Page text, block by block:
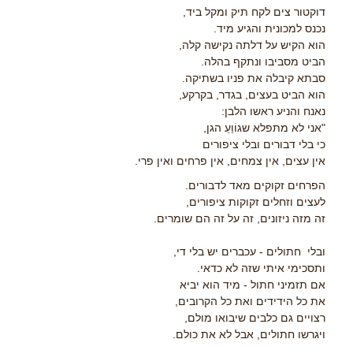
דוקטור צים לקח תיק ומקל ביד,
נכנס למכונית והגיע מיד.
הוא הקיש על דלתה נקישה קלה,
הביט מסביבו ונתקף בהלה.
סבתא קיבלה את פניו בשתיקה.
הוא הביט בעצים, בגדר, בקרקע,
נאנח והניע ראשו הלבן:
"אני לא מתפלא שגוֹוֵעַ הגן,
כי בלי דבורים ובלי ציפורים
אין עצים, אין צמחים, אין פרחים ואין פרי.
הפרחים זקוקים מאד לדבורים.
לעצים וזחלים זקוקות ציפורים,
זה מזה ניזונים, זה על זה הם שומרים.
ובלי חתולים - עכברים יש בלי די,
ותסכימי איתי שזה לא כדאי.
אם תזמיני חתול - מיד הוא יביא
את כל הידידים ואת כל הקרובים,
רצויים גם כלבים שיבואו מולם,
ויגרשו חתולים, אבל לא את כולם.